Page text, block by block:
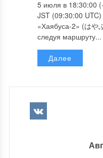
5 июля в 18:30:00
JST (09:30:00
«Хаябуса-2» (はや
следуя маршруту...
Далее